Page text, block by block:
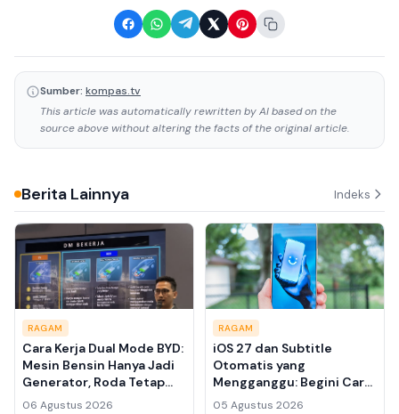
Sumber: kompas.tv
This article was automatically rewritten by AI based on the
source above without altering the facts of the original article.
Berita Lainnya Indeks
RAGAM
Cara Kerja Dual Mode BYD:
Mesin Bensin Hanya Jadi
Generator, Roda Tetap
Digerakkan Motor Listrik
06 Agustus 2026
RAGAM
iOS 27 dan Subtitle
Otomatis yang
Mengganggu: Begini Cara
Mematikannya Permanen
05 Agustus 2026